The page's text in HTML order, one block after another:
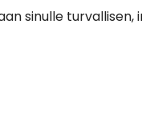
sinulle